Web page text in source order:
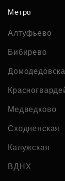
Метро
Алтуфьево
Бибирево
Медведково
Сходненская
Калужская
ВДНХ